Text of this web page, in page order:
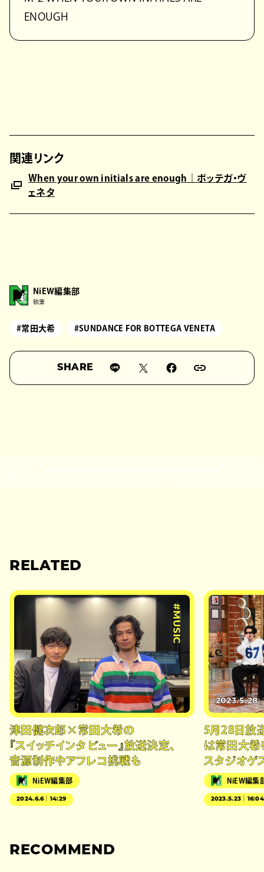
ENOUGH
関連リンク
When your own initials are enough｜ボッテガ・ヴ
ェネタ
NiEW編集部
執筆
#常田大希 #SUNDANCE FOR BOTTEGA VENETA
SHARE
RELATED
#MUSIC
津田健次郎×常田大希の
『スイッチインタビュー』放送決定、
音源制作やアフレコ挑戦も
NiEW編集部
2024.6.6｜14:29
2023.5.28
5月28日放
は常田大希
スタジオゲ
NiEW編集
2023.5.23｜16:04
RECOMMEND